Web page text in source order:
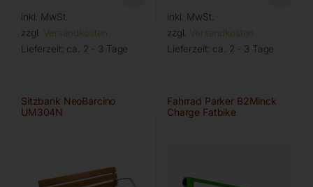
inkl. MwSt.
zzgl. Versandkosten
Lieferzeit: ca. 2 - 3 Tage
inkl. MwSt.
zzgl. Versandkosten
Lieferzeit: ca. 2 - 3 Tage
Sitzbank NeoBarcino
UM304N
Fahrrad Parker B2Minck
Charge Fatbike